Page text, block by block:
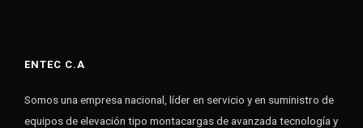
ENTEC C.A
Somos una empresa nacional, líder en servicio y en suministro de
equipos de elevación tipo montacargas de avanzada tecnología y